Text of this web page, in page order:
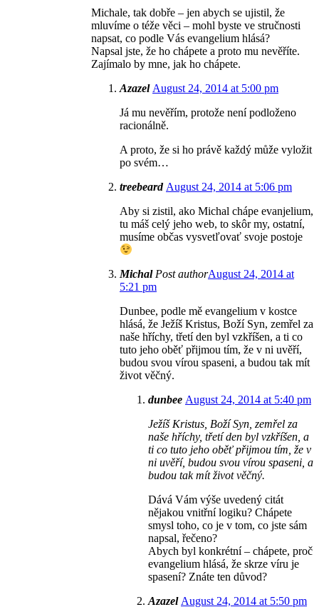
Michale, tak dobře – jen abych se ujistil, že
mluvíme o téže věci – mohl byste ve stručnosti
napsat, co podle Vás evangelium hlásá?
Napsal jste, že ho chápete a proto mu nevěříte.
Zajímalo by mne, jak ho chápete.
Azazel August 24, 2014 at 5:00 pm
Já mu nevěřím, protože není podloženo
racionálně.
A proto, že si ho právě každý může vyložit
po svém…
treebeard August 24, 2014 at 5:06 pm
Aby si zistil, ako Michal chápe evanjelium,
tu máš celý jeho web, to skôr my, ostatní,
musíme občas vysvetľovať svoje postoje
Michal Post authorAugust 24, 2014 at
5:21 pm
Dunbee, podle mě evangelium v kostce
hlásá, že Ježíš Kristus, Boží Syn, zemřel za
naše hříchy, třetí den byl vzkříšen, a ti co
tuto jeho oběť přijmou tím, že v ni uvěří,
budou svou vírou spaseni, a budou tak mít
život věčný.
dunbee August 24, 2014 at 5:40 pm
Ježíš Kristus, Boží Syn, zemřel za
naše hříchy, třetí den byl vzkříšen, a
ti co tuto jeho oběť přijmou tím, že v
ni uvěří, budou svou vírou spaseni, a
budou tak mít život věčný.
Dává Vám výše uvedený citát
nějakou vnitřní logiku? Chápete
smysl toho, co je v tom, co jste sám
napsal, řečeno?
Abych byl konkrétní – chápete, proč
evangelium hlásá, že skrze víru je
spasení? Znáte ten důvod?
Azazel August 24, 2014 at 5:50 pm